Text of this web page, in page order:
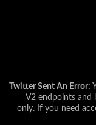
Twitter Sent An Error:
V2 endpoints and
only. If you need